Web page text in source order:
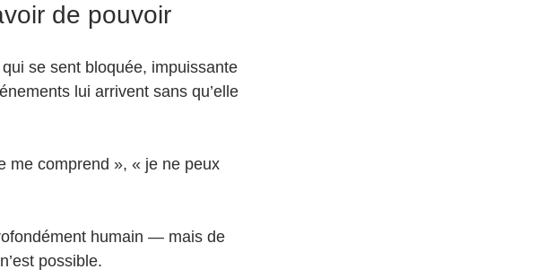
de pouvoir
se sent bloquée, impuissante
lui arrivent sans qu’elle
me comprend », « je ne peux
humain — mais de
possible.